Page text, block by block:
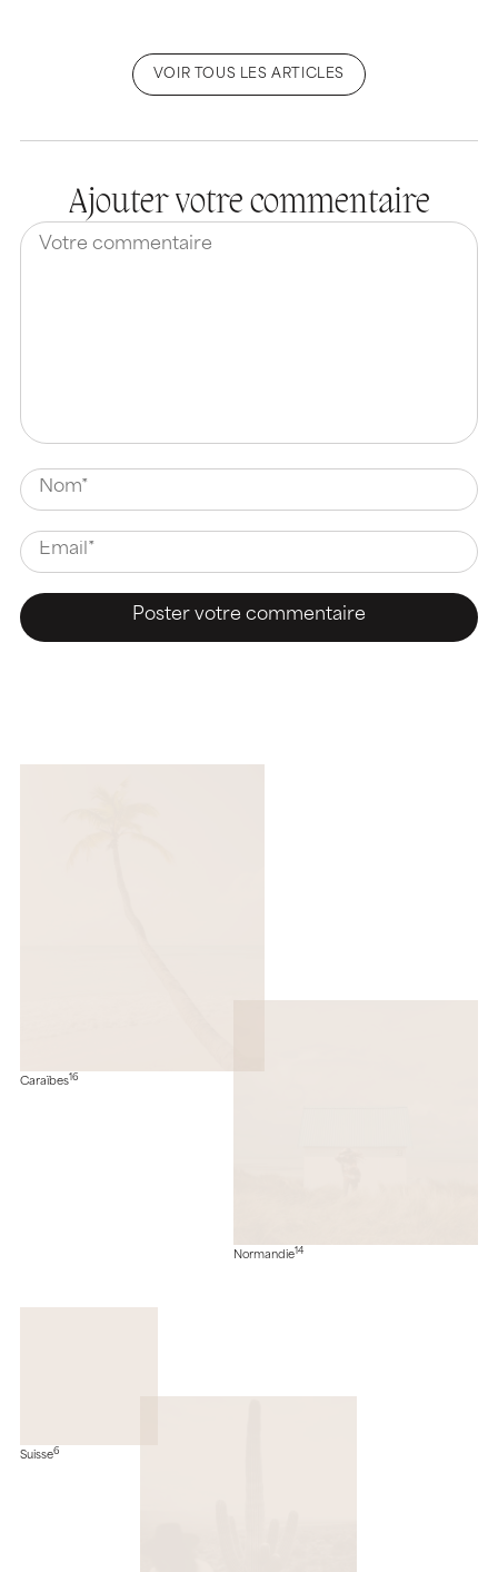
VOIR TOUS LES ARTICLES
Ajouter votre commentaire
Caraïbes16
Normandie14
Suisse6